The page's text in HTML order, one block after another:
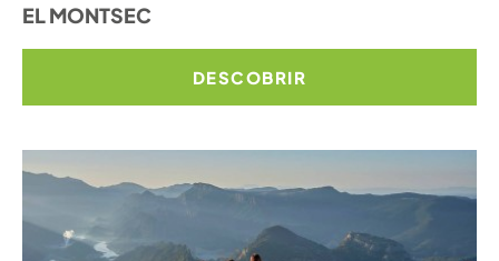
EL MONTSEC
DESCOBRIR